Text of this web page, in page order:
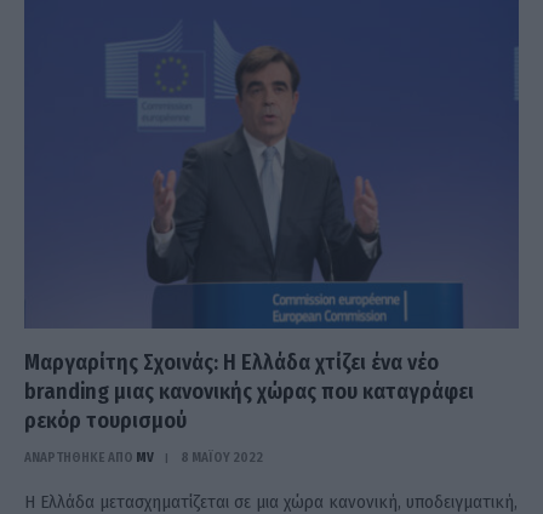
Μαργαρίτης Σχοινάς: Η Ελλάδα χτίζει ένα νέο
branding μιας κανονικής χώρας που καταγράφει
ρεκόρ τουρισμού
ΑΝΑΡΤΗΘΗΚΕ ΑΠΟ MV 8 ΜΑΪ́ΟΥ 2022
Η Ελλάδα μετασχηματίζεται σε μια χώρα κανονική, υποδειγματική,